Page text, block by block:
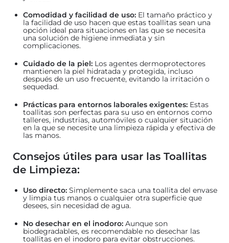
Comodidad y facilidad de uso: El tamaño práctico y
la facilidad de uso hacen que estas toallitas sean una
opción ideal para situaciones en las que se necesita
una solución de higiene inmediata y sin
complicaciones.
Cuidado de la piel: Los agentes dermoprotectores
mantienen la piel hidratada y protegida, incluso
después de un uso frecuente, evitando la irritación o
sequedad.
Prácticas para entornos laborales exigentes: Estas
toallitas son perfectas para su uso en entornos como
talleres, industrias, automóviles o cualquier situación
en la que se necesite una limpieza rápida y efectiva de
las manos.
Consejos útiles para usar las Toallitas
de Limpieza:
Uso directo: Simplemente saca una toallita del envase
y limpia tus manos o cualquier otra superficie que
desees, sin necesidad de agua.
No desechar en el inodoro: Aunque son
biodegradables, es recomendable no desechar las
toallitas en el inodoro para evitar obstrucciones.